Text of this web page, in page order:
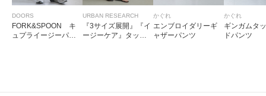
DOORS
FORK&SPOON キ
ュプライージーパン
URBAN RESEARCH
『3サイズ展開』『イ
ージーケア』タック
かぐれ
エンブロイダリーギ
ャザーパンツ
かぐれ
ギンガムタ
ドパンツ